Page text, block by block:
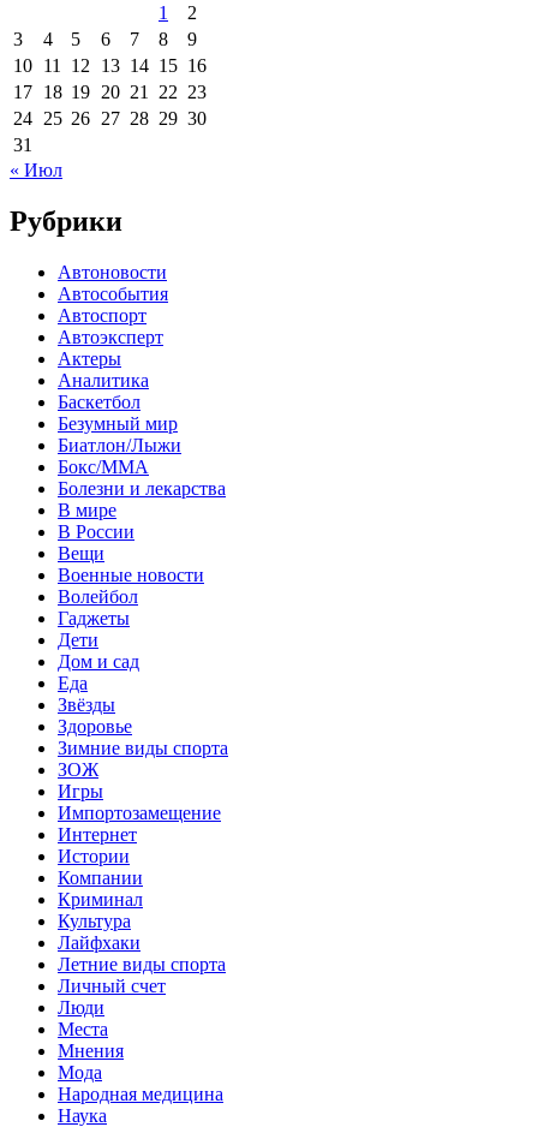
1
2
3
4 5 6 7 8
9
10 11 12 13 14 15 16
17 18 19 20 21 22 23
24 25 26 27 28 29 30
31
« Июл
Рубрики
Автоновости
Автособытия
Автоспорт
Автоэксперт
Актеры
Аналитика
Баскетбол
Безумный мир
Биатлон/Лыжи
Бокс/MMA
Болезни и лекарства
В мире
В России
Вещи
Военные новости
Волейбол
Гаджеты
Дети
Дом и сад
Еда
Звёзды
Здоровье
Зимние виды спорта
ЗОЖ
Игры
Импортозамещение
Интернет
Истории
Компании
Криминал
Культура
Лайфхаки
Летние виды спорта
Личный счет
Люди
Места
Мнения
Мода
Народная медицина
Наука